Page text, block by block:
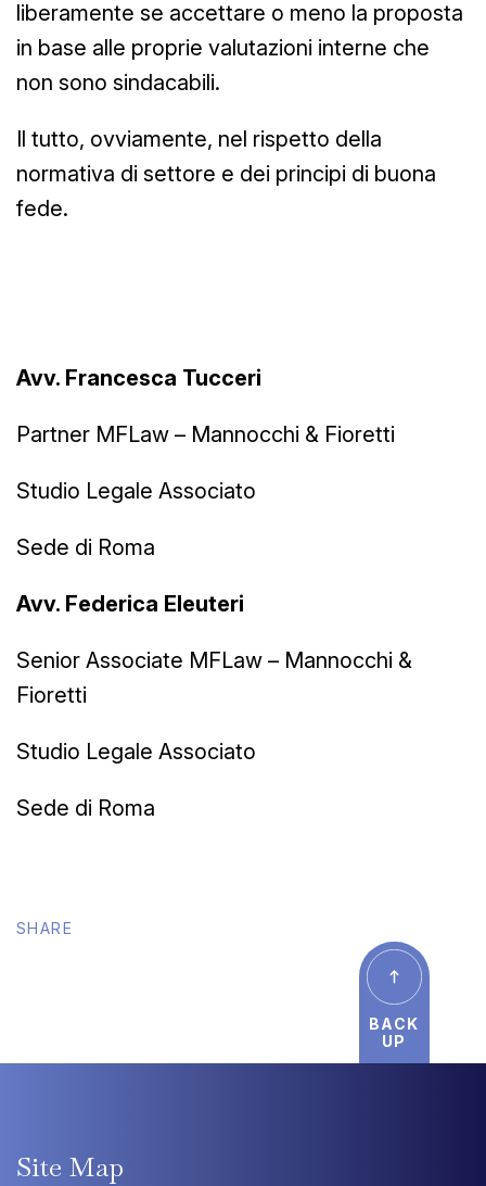
liberamente se accettare o meno la proposta
in base alle proprie valutazioni interne che
non sono sindacabili.
Il tutto, ovviamente, nel rispetto della
normativa di settore e dei principi di buona
fede.
Avv. Francesca Tucceri
Partner MFLaw – Mannocchi & Fioretti
Studio Legale Associato
Sede di Roma
Avv. Federica Eleuteri
Senior Associate MFLaw – Mannocchi &
Fioretti
Studio Legale Associato
Sede di Roma
SHARE
BACK
UP
Site Map